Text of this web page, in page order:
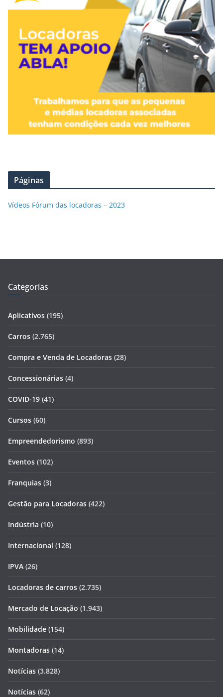
Páginas
Vídeos Fórum das locadoras – 2023
Categorias
Aplicativos (195)
Carros (2.765)
Compra e Venda de Locadoras (28)
Concessionárias (4)
COVID-19 (41)
Cursos (60)
Empreendedorismo (893)
Eventos (102)
Franquias (3)
Gestão para Locadoras (422)
Indústria (10)
Internacional (128)
IPVA (26)
Locadoras de carros (2.735)
Mercado de Locação (1.943)
Mobilidade (154)
Montadoras (14)
Notícias (3.828)
Notícias (62)